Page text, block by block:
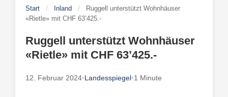
Start / Inland /
Ruggell unterstützt Wohnhäuser
«Rietle» mit CHF 63’425.-
Ruggell unterstützt Wohnhäuser
«Rietle» mit CHF 63’425.-
12. Februar 2024•Landesspiegel•1 Minute